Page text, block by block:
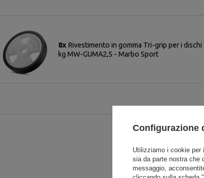
8x Rivestimento in gomma Tri-grip per i dischi
kg MW-GUMA2,5 - Marbo Sport
Configurazione
Utilizziamo i cookie per
sia da parte nostra che
messaggio,